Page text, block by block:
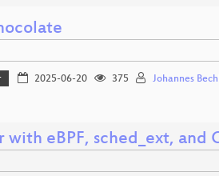
2025-06-20 375 Johannes
eBPF, sched_ext, and